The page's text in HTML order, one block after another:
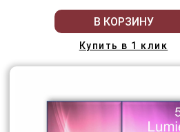
В КОРЗИНУ
Купить в 1 клик